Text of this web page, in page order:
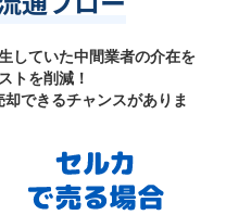
していた中間業者の介在を
トを削減！
できるチャンスがありま